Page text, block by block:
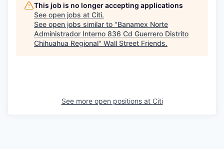
This job is no longer accepting applications
See open jobs at Citi.
See open jobs similar to "Banamex Norte
Administrador Interno 836 Cd Guerrero Distrito
Chihuahua Regional" Wall Street Friends.
See more open positions at Citi